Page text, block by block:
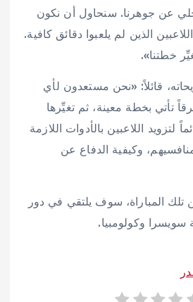
عن جوهرنا. سنحاول أن نكون
الذين لم يلعبوا دقائق كافية.
خطتنا».
قائلاً: «نحن مستعدون لأي
تأتي بخطة معينة، ثم تغيِّرها
لتزويد اللاعبين بالأدوات اللازمة
وكيفية الدفاع عن
تلك المباراة، سوف يلتقي في دور